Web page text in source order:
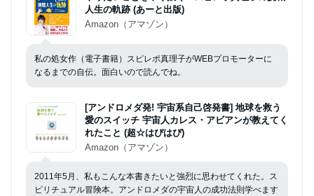
人生の軌跡 (あーと出版)
Amazon（アマゾン）
私の処女作（電子書籍）スピレポ真理子がWEBプロモーターに
なるまでの自伝。面白いので読んでね。
[アンドロメダ発! 宇宙系自己啓発書] 地球を救う
愛のスイッチ 宇宙人カレス・アビアンが教えてく
れたこと (超☆はぴはぴ)
Amazon（アマゾン）
2011年5月、私もこんな本書きたいと強烈に思わせてくれた。ス
ピリチュアル冒険本。アンドロメダの宇宙人の成功法則学べます